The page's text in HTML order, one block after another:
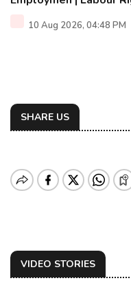
10 Aug 2026, 04:48 PM
SHARE US
VIDEO STORIES